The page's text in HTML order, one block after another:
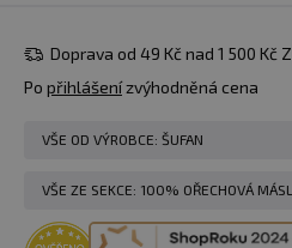
Doprava od 49 Kč nad 1 500 Kč
Po přihlášenízvýhodněná cena
VŠE OD VÝROBCE: ŠUFAN
VŠE ZE SEKCE: 100% OŘECHOVÁ